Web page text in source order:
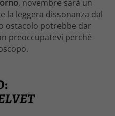
, novembre sarà un
la leggera dissonanza dal
ostacolo potrebbe dar
preoccupatevi perché